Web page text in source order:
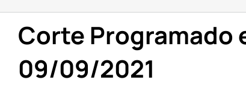
Corte Programado
09/09/2021